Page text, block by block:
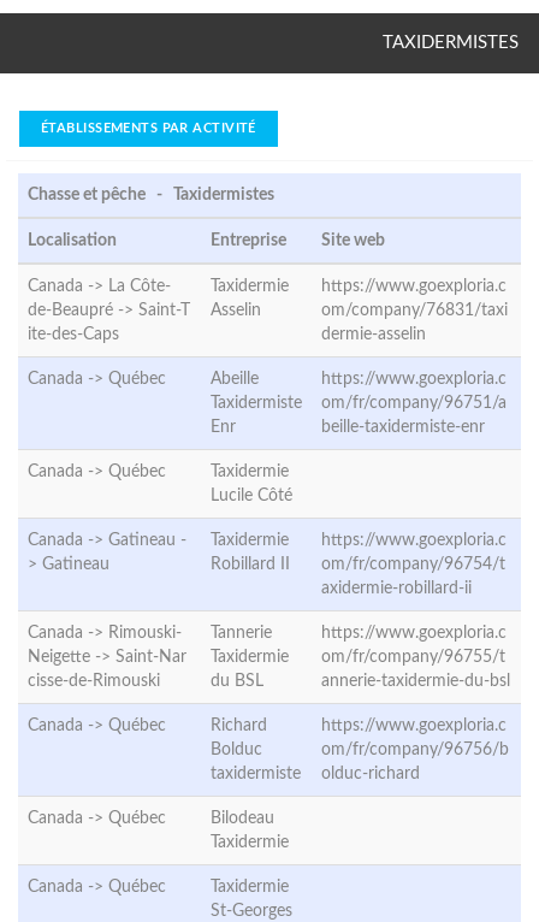
TAXIDERMISTES
ÉTABLISSEMENTS PAR ACTIVITÉ
Chasse et pêche - Taxidermistes
Localisation Entreprise Site web
Canada -> La Côte-
de-Beaupré -> Saint-T
ite-des-Caps
Taxidermie
Asselin
https://www.goexploria.c
om/company/76831/taxi
dermie-asselin
Canada -> Québec
Abeille
Taxidermiste
Enr
https://www.goexploria.c
om/fr/company/96751/a
beille-taxidermiste-enr
Canada -> Québec
Taxidermie
Lucile Côté
Canada -> Gatineau -
> Gatineau
Taxidermie
Robillard II
https://www.goexploria.c
om/fr/company/96754/t
axidermie-robillard-ii
Canada -> Rimouski-
Neigette -> Saint-Nar
cisse-de-Rimouski
Tannerie
Taxidermie
du BSL
https://www.goexploria.c
om/fr/company/96755/t
annerie-taxidermie-du-bsl
Canada -> Québec
Richard
Bolduc
taxidermiste
https://www.goexploria.c
om/fr/company/96756/b
olduc-richard
Canada -> Québec
Bilodeau
Taxidermie
Canada -> Québec
Taxidermie
St-Georges